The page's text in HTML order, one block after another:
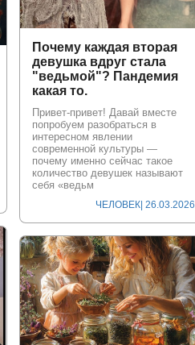
Почему каждая вторая
девушка вдруг стала
"ведьмой"? Пандемия
какая то.
Привет-привет! Давай вместе
попробуем разобраться в
интересном явлении
современной культуры —
почему именно сейчас такое
количество девушек называют
себя «ведьм
ЧЕЛОВЕК| 26.03.2026